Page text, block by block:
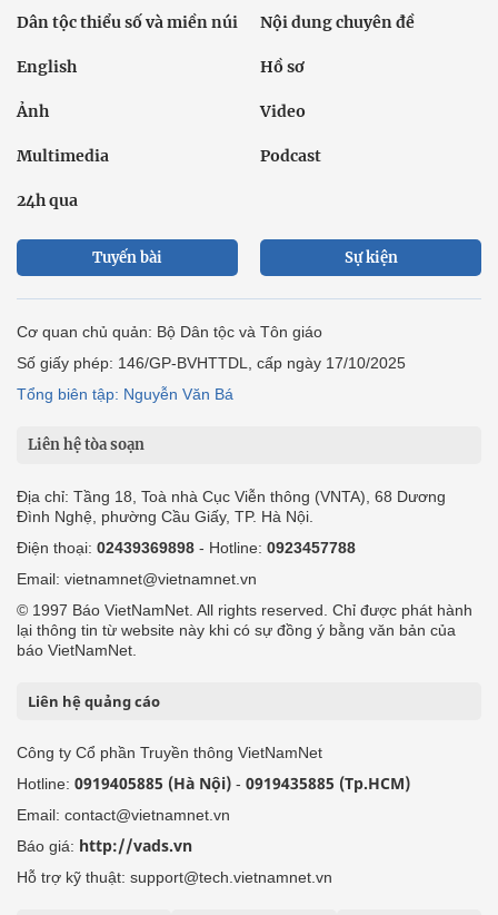
Dân tộc thiểu số và miền núi Nội dung chuyên đề
English Hồ sơ
Ảnh Video
Multimedia Podcast
24h qua
Tuyến bài Sự kiện
Cơ quan chủ quản: Bộ Dân tộc và Tôn giáo
Số giấy phép: 146/GP-BVHTTDL, cấp ngày 17/10/2025
Tổng biên tập: Nguyễn Văn Bá
Liên hệ tòa soạn
Địa chỉ: Tầng 18, Toà nhà Cục Viễn thông (VNTA), 68 Dương
Đình Nghệ, phường Cầu Giấy, TP. Hà Nội.
Điện thoại: 02439369898 - Hotline: 0923457788
Email: vietnamnet@vietnamnet.vn
© 1997 Báo VietNamNet. All rights reserved. Chỉ được phát hành
lại thông tin từ website này khi có sự đồng ý bằng văn bản của
báo VietNamNet.
Liên hệ quảng cáo
Công ty Cổ phần Truyền thông VietNamNet
Hotline: 0919405885 (Hà Nội) - 0919435885 (Tp.HCM)
Email: contact@vietnamnet.vn
Báo giá: http://vads.vn
Hỗ trợ kỹ thuật: support@tech.vietnamnet.vn